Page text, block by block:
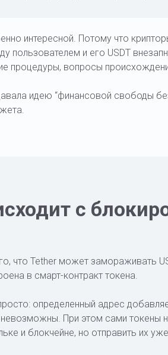
интересной. Потому что
пользователем и его USDT
процедуры, вопросы
идею “финансовой свободы
с
что Tether может замораживать
в смарт-контракт токена.
определенный адрес
невозможны. При этом сами токены
и блокчейне, но отправить их